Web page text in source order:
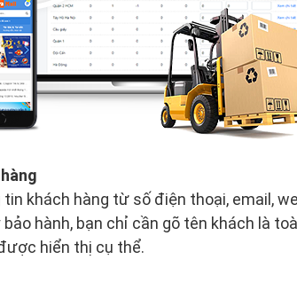
khách hàng từ số điện thoại, email,
hành, bạn chỉ cần gõ tên khách là
hiển thị cụ thể.